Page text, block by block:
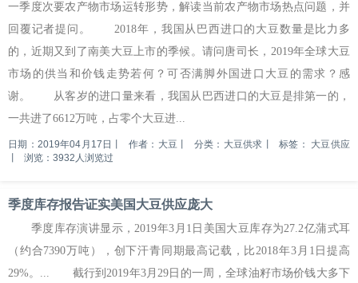
一季度次要农产物市场运转形势，解读当前农产物市场热点问题，并
回覆记者提问。 2018年，我国从巴西进口的大豆数量是比力多
的，近期又到了南美大豆上市的季候。请问唐司长，2019年全球大豆
市场的供当和价钱走势若何？可否满脚外国进口大豆的需求？感
谢。 从客岁的进口量来看，我国从巴西进口的大豆是排第一的，
一共进了6612万吨，占零个大豆进...
日期：2019年04月17日 作者：大豆 分类：大豆供求 标签： 大豆供应
浏览：3932人浏览过
季度库存报告证实美国大豆供应庞大
季度库存演讲显示，2019年3月1日美国大豆库存为27.2亿蒲式耳
（约合7390万吨），创下汗青同期最高记载，比2018年3月1日提高
29%。... 截行到2019年3月29日的一周，全球油籽市场价钱大多下